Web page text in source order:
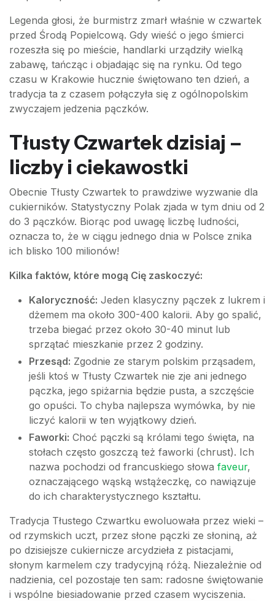
Legenda głosi, że burmistrz zmarł właśnie w czwartek
przed Środą Popielcową. Gdy wieść o jego śmierci
rozeszła się po mieście, handlarki urządziły wielką
zabawę, tańcząc i objadając się na rynku. Od tego
czasu w Krakowie hucznie świętowano ten dzień, a
tradycja ta z czasem połączyła się z ogólnopolskim
zwyczajem jedzenia pączków.
Tłusty Czwartek dzisiaj –
liczby i ciekawostki
Obecnie Tłusty Czwartek to prawdziwe wyzwanie dla
cukierników. Statystyczny Polak zjada w tym dniu od 2
do 3 pączków. Biorąc pod uwagę liczbę ludności,
oznacza to, że w ciągu jednego dnia w Polsce znika
ich blisko 100 milionów!
Kilka faktów, które mogą Cię zaskoczyć:
Kaloryczność: Jeden klasyczny pączek z lukrem i
dżemem ma około 300-400 kalorii. Aby go spalić,
trzeba biegać przez około 30-40 minut lub
sprzątać mieszkanie przez 2 godziny.
Przesąd: Zgodnie ze starym polskim prząsadem,
jeśli ktoś w Tłusty Czwartek nie zje ani jednego
pączka, jego spiżarnia będzie pusta, a szczęście
go opuści. To chyba najlepsza wymówka, by nie
liczyć kalorii w ten wyjątkowy dzień.
Faworki: Choć pączki są królami tego święta, na
stołach często goszczą też faworki (chrust). Ich
nazwa pochodzi od francuskiego słowa faveur,
oznaczającego wąską wstążeczkę, co nawiązuje
do ich charakterystycznego kształtu.
Tradycja Tłustego Czwartku ewoluowała przez wieki –
od rzymskich uczt, przez słone pączki ze słoniną, aż
po dzisiejsze cukiernicze arcydzieła z pistacjami,
słonym karmelem czy tradycyjną różą. Niezależnie od
nadzienia, cel pozostaje ten sam: radosne świętowanie
i wspólne biesiadowanie przed czasem wyciszenia.